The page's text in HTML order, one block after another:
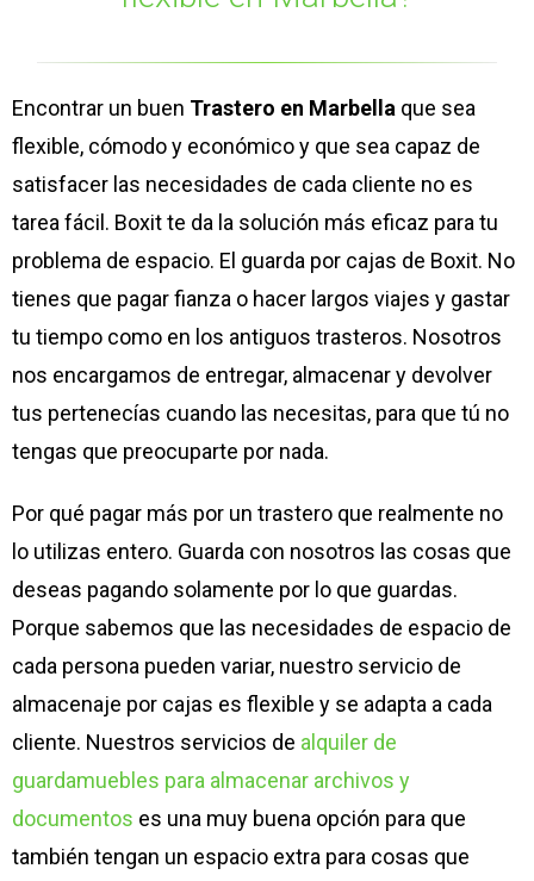
Encontrar un buen Trastero en Marbella que sea
flexible, cómodo y económico y que sea capaz de
satisfacer las necesidades de cada cliente no es
tarea fácil. Boxit te da la solución más eficaz para tu
problema de espacio. El guarda por cajas de Boxit. No
tienes que pagar fianza o hacer largos viajes y gastar
tu tiempo como en los antiguos trasteros. Nosotros
nos encargamos de entregar, almacenar y devolver
tus pertenecías cuando las necesitas, para que tú no
tengas que preocuparte por nada.
Por qué pagar más por un trastero que realmente no
lo utilizas entero. Guarda con nosotros las cosas que
deseas pagando solamente por lo que guardas.
Porque sabemos que las necesidades de espacio de
cada persona pueden variar, nuestro servicio de
almacenaje por cajas es flexible y se adapta a cada
cliente. Nuestros servicios de alquiler de
guardamuebles para almacenar archivos y
documentos es una muy buena opción para que
también tengan un espacio extra para cosas que